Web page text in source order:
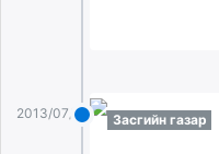
2013/07/30 Засгийн газар